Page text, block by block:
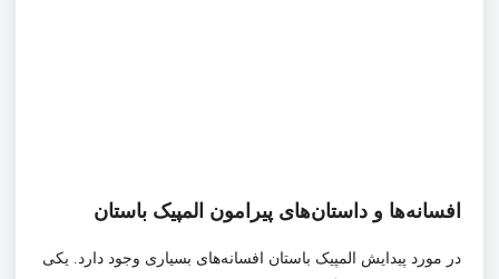
افسانه‌ها و داستان‌های پیرامون المپیک باستان
در مورد پیدایش المپیک باستان افسانه‌های بسیاری وجود دارد. یکی